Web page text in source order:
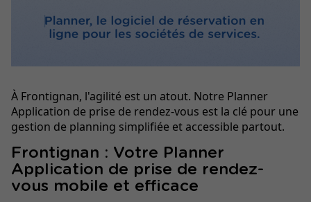
À Frontignan, l'agilité est un atout. Notre Planner
Application de prise de rendez-vous est la clé pour une
gestion de planning simplifiée et accessible partout.
Frontignan : Votre Planner
Application de prise de rendez-
vous mobile et efficace